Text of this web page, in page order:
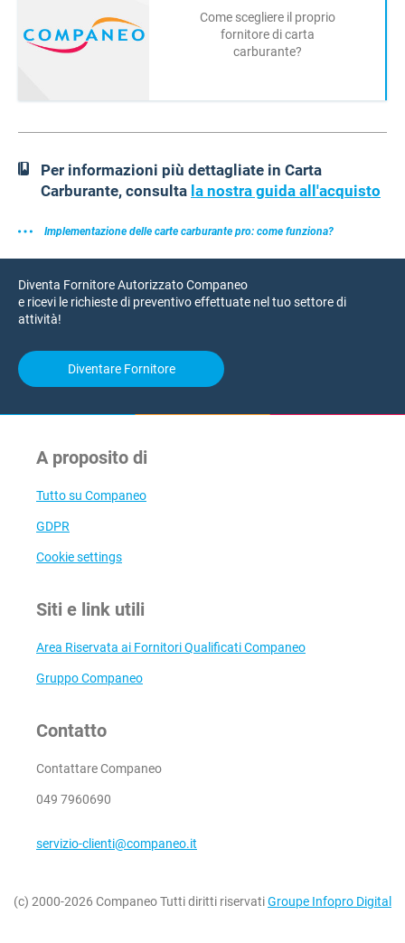
Come scegliere il proprio
fornitore di carta
carburante?
Per informazioni più dettagliate in Carta
Carburante, consulta la nostra guida all'acquisto
Implementazione delle carte carburante pro: come funziona?
Diventa Fornitore Autorizzato Companeo
e ricevi le richieste di preventivo effettuate nel tuo settore di
attività!
Diventare Fornitore
A proposito di
Tutto su Companeo
GDPR
Cookie settings
Siti e link utili
Area Riservata ai Fornitori Qualificati Companeo
Gruppo Companeo
Contatto
Contattare Companeo
049 7960690
servizio-clienti@companeo.it
(c) 2000-2026 Companeo Tutti diritti riservatiGroupe Infopro Digital